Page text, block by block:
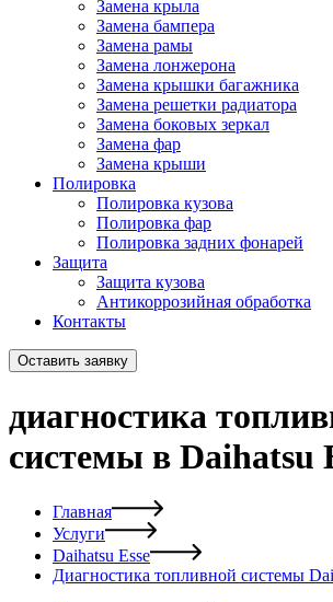
Замена крыла
Замена бампера
Замена рамы
Замена лонжерона
Замена крышки багажника
Замена решетки радиатора
Замена боковых зеркал
Замена фар
Замена крыши
Полировка
Полировка кузова
Полировка фар
Полировка задних фонарей
Защита
Защита кузова
Антикоррозийная обработка
Контакты
Оставить заявку
диагностика
системы в Daihatsu
Главная
Услуги
Daihatsu Esse
Диагностика топливной системы